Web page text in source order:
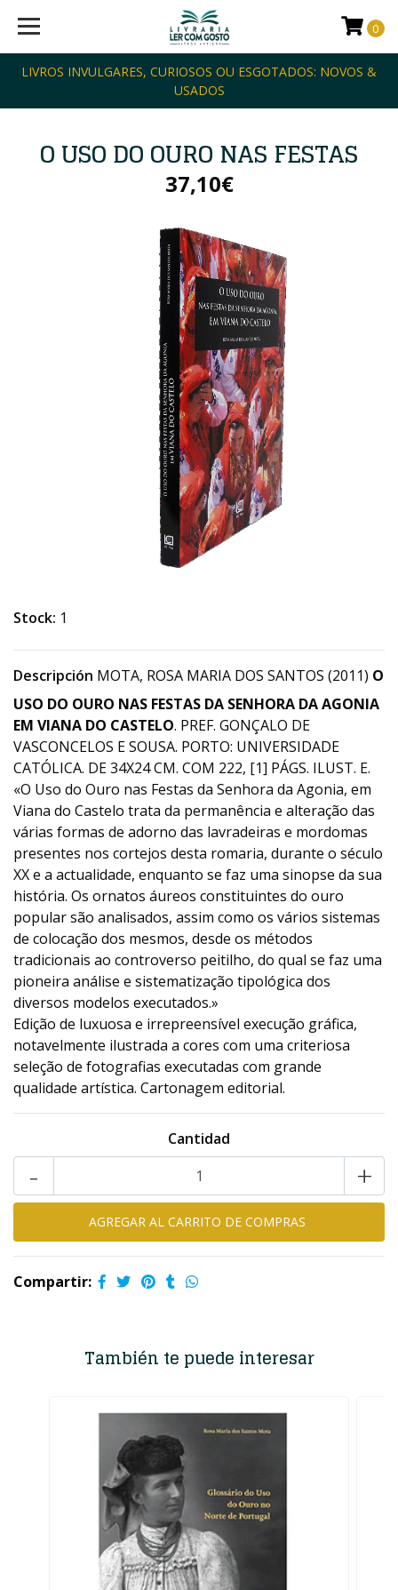
LIVROS INVULGARES, CURIOSOS OU ESGOTADOS: NOVOS &
USADOS
0
O USO DO OURO NAS FESTAS
37,10€
Stock: 1
Descripción MOTA, ROSA MARIA DOS SANTOS (2011) O
USO DO OURO NAS FESTAS DA SENHORA DA AGONIA
EM VIANA DO CASTELO. PREF. GONÇALO DE
VASCONCELOS E SOUSA. PORTO: UNIVERSIDADE
CATÓLICA. DE 34X24 CM. COM 222, [1] PÁGS. ILUST. E.
«O Uso do Ouro nas Festas da Senhora da Agonia, em
Viana do Castelo trata da permanência e alteração das
várias formas de adorno das lavradeiras e mordomas
presentes nos cortejos desta romaria, durante o século
XX e a actualidade, enquanto se faz uma sinopse da sua
história. Os ornatos áureos constituintes do ouro
popular são analisados, assim como os vários sistemas
de colocação dos mesmos, desde os métodos
tradicionais ao controverso peitilho, do qual se faz uma
pioneira análise e sistematização tipológica dos
diversos modelos executados.»
Edição de luxuosa e irrepreensível execução gráfica,
notavelmente ilustrada a cores com uma criteriosa
seleção de fotografias executadas com grande
qualidade artística. Cartonagem editorial.
Cantidad
+
-
Compartir:
También te puede interesar